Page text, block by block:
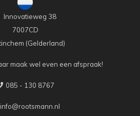
Innovatieweg 38
7007CD
(Gelderland)
maak wel even een afspraak!
085 - 130 8767
info@rootsmann.nl